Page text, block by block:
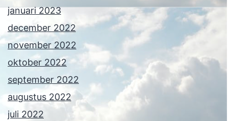
januari 2023
december 2022
november 2022
oktober 2022
september 2022
augustus 2022
juli 2022